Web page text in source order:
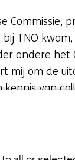
Commissie,
TNO
andere het
mij om de
van